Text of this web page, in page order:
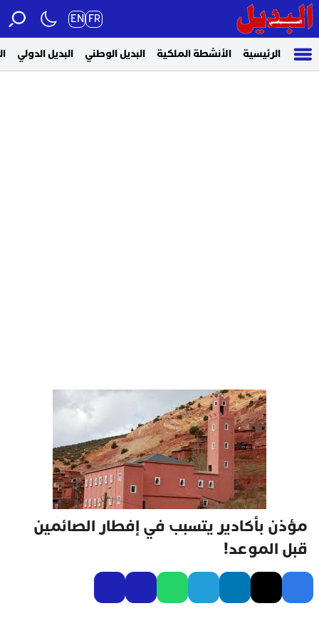
FR
EN
الرئيسية الأنشطة الملكية البديل الوطني البديل الدولي
مؤذن بأكادير يتسبب في إفطار الصائمين
قبل الموعد!